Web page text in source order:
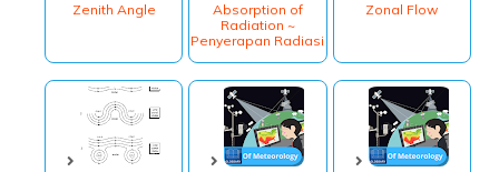
Zenith Angle
Absorption of
Radiation ~
Penyerapan Radiasi
Zonal Flow